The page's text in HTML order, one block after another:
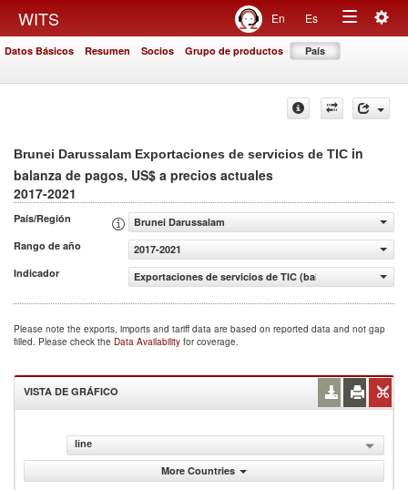
WITS En Es
Toggle
Datos Básicos Resumen Socios Grupo de productos País
Brunei Darussalam Exportaciones de servicios de TIC in
balanza de pagos, US$ a precios actuales
2017-2021
País/Región
Brunei Darussalam
Rango de año
2017-2021
Indicador
Exportaciones de servicios de TIC (balanza de pagos,
Please note the exports, imports and tariff data are based on reported data and not gap
filled. Please check the Data Availability for coverage.
VISTA DE GRÁFICO
line
More Countries